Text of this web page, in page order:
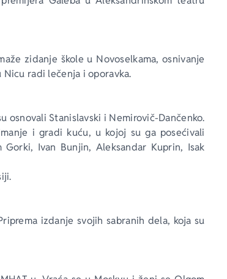
zidanje škole u Novoselkama, osnivanje
radi lečenja i oporavka.
osnovali Stanislavski i Nemirovič-Dančenko.
i gradi kuću, u kojoj su ga posećivali
Ivan Bunjin, Aleksandar Kuprin, Isak
izdanje svojih sabranih dela, koja su